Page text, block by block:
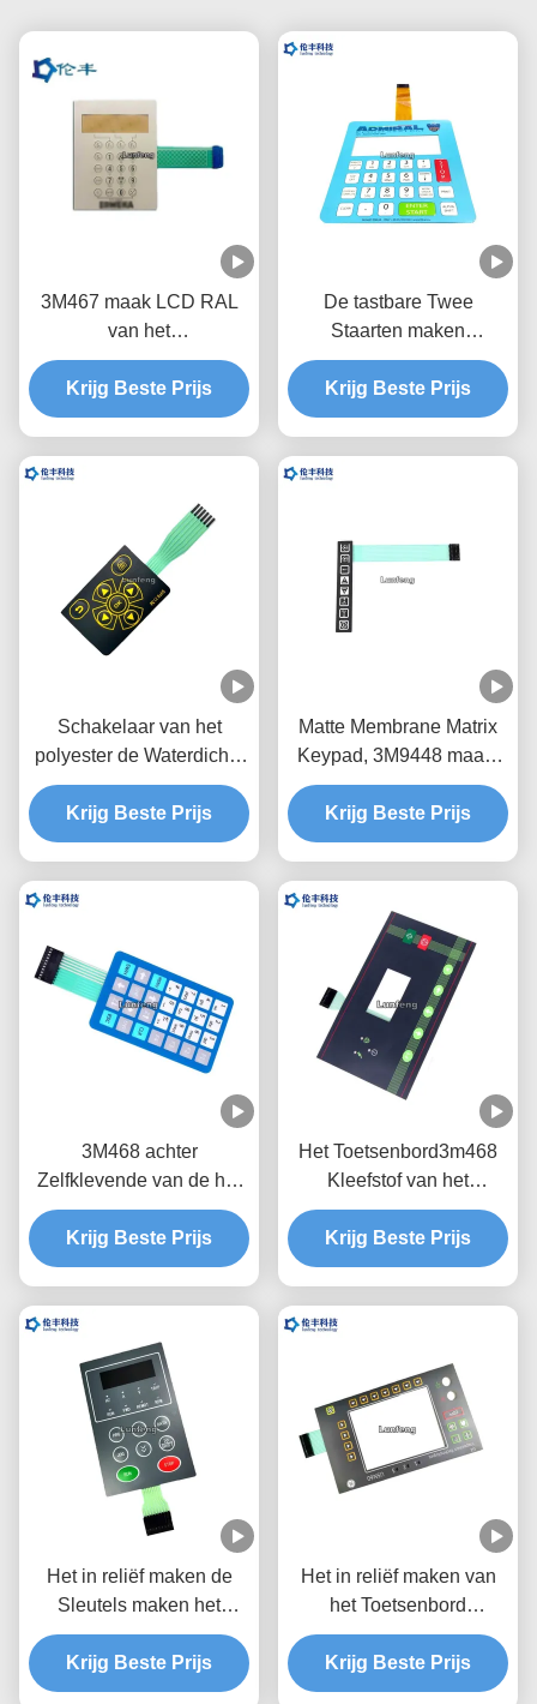
3M467 maak LCD RAL
van het
Membraantoetsenbord
het In reliëf maken
Membraanschakelaar
Krijg Beste Prijs
De tastbare Twee
Staarten maken
Membraanschakelaar,
LCD de
Aanrakingsschakelaar
Venstermembraan
Krijg Beste Prijs
Schakelaar van het
polyester de Waterdichte
Membraan, 3M9448-het
In reliëf maken
Membraanschakelaar
Krijg Beste Prijs
Matte Membrane Matrix
Keypad, 3M9448 maakt
Membraantoetsenbord
waterdicht
Krijg Beste Prijs
3M468 achter
Zelfklevende van de het
Membraanschakelaar van
de Metaalkoepel het
Schermdruk
Krijg Beste Prijs
Het Toetsenbord3m468
Kleefstof van het
transparante LEIDEN
LCD Venster Waterdichte
Membraan
Krijg Beste Prijs
Het in reliëf maken de
Sleutels maken het
Mechanische
Toetsenbord van de
Membraanschakelaar
Krijg Beste Prijs
Het in reliëf maken van
het Toetsenbord
LEIDENE van het
Schakelaar het
Waterdichte Membraan
Krijg Beste Prijs